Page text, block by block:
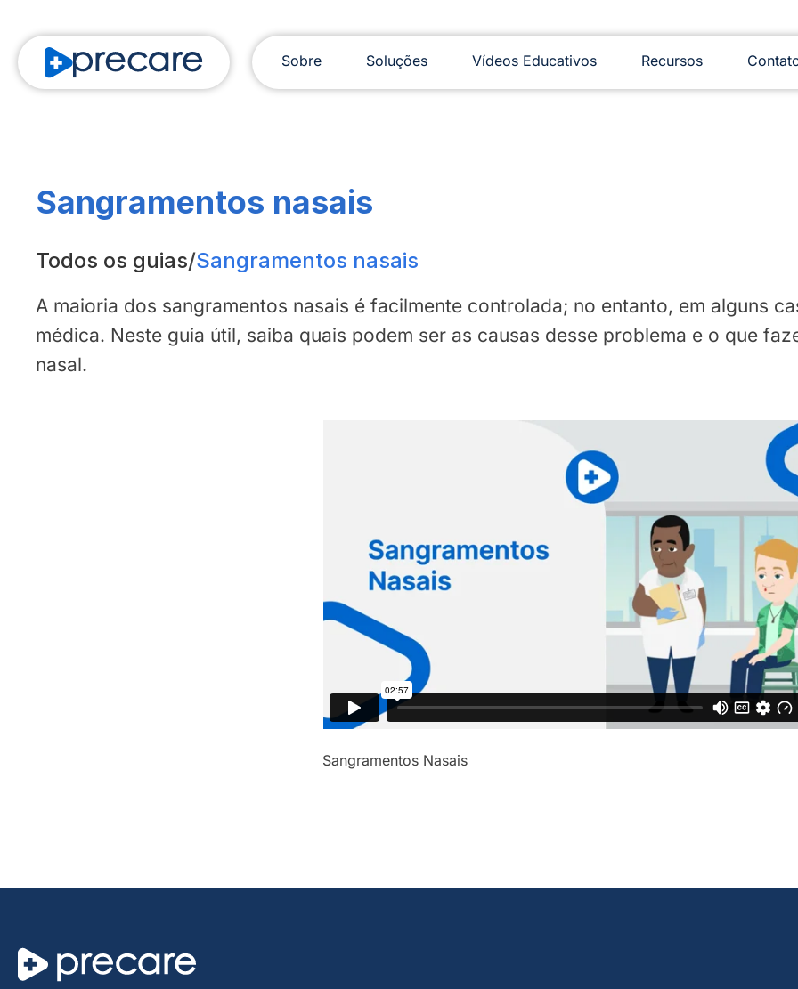
Sobre Soluções Vídeos Educativos Recursos
Sangramentos nasais
Todos os guias/Sangramentos nasais
A maioria dos sangramentos nasais é facilmente controlada; no entanto, em alguns
médica. Neste guia útil, saiba quais podem ser as causas desse problema e o que
nasal.
Sangramentos Nasais